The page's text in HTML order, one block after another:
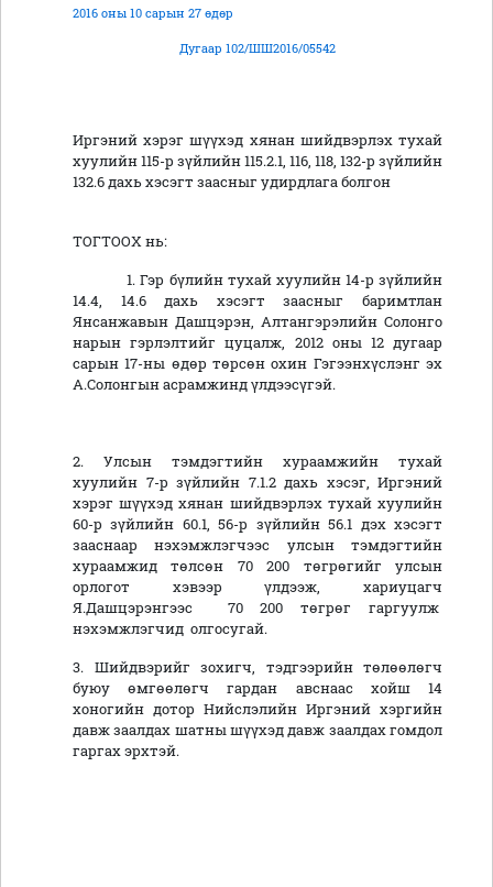
2016 оны 10 сарын 27 өдөр
Дугаар 102/ШШ2016/05542
Иргэний хэрэг шүүхэд хянан шийдвэрлэх тухай
хуулийн 115-р зүйлийн 115.2.1, 116, 118, 132-р зүйлийн
132.6 дахь хэсэгт заасныг удирдлага болгон
ТОГТООХ нь:
1. Гэр бүлийн тухай хуулийн 14-р зүйлийн
14.4, 14.6 дахь хэсэгт заасныг баримтлан
Янсанжавын Дашцэрэн, Алтангэрэлийн Солонго
нарын гэрлэлтийг цуцалж, 2012 оны 12 дугаар
сарын 17-ны өдөр төрсөн охин Гэгээнхүслэнг эх
А.Солонгын асрамжинд үлдээсүгэй.
2. Улсын тэмдэгтийн хураамжийн тухай
хуулийн 7-р зүйлийн 7.1.2 дахь хэсэг, Иргэний
хэрэг шүүхэд хянан шийдвэрлэх тухай хуулийн
60-р зүйлийн 60.1, 56-р зүйлийн 56.1 дэх хэсэгт
зааснаар нэхэмжлэгчээс улсын тэмдэгтийн
хураамжид төлсөн 70 200 төгрөгийг улсын
орлогот хэвээр үлдээж, хариуцагч
Я.Дашцэрэнгээс 70 200 төгрөг гаргуулж
нэхэмжлэгчид олгосугай.
3. Шийдвэрийг зохигч, тэдгээрийн төлөөлөгч
буюу өмгөөлөгч гардан авснаас хойш 14
хоногийн дотор Нийслэлийн Иргэний хэргийн
давж заалдах шатны шүүхэд давж заалдах гомдол
гаргах эрхтэй.